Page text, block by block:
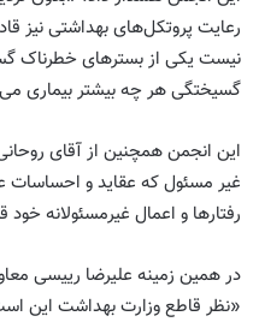
رعایت پروتکل‌های بهداشتی نیز
نیست یکی از بسترهای خطرناک
گسیختگی هر چه بیشتر بیماری
این انجمن همچنین از آقای
غیر مسئول که عقاید و احساسات
رفتارها و اعمال غیرمسئولانه
در همین زمینه علیرضا رییسی
«نظر قاطع وزارت بهداشت این